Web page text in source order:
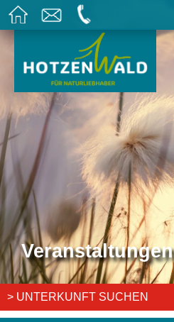
Veranstaltungen
> UNTERKUNFT SUCHEN